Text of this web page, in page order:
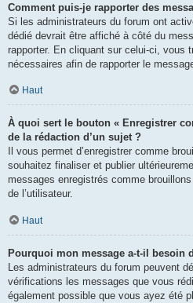
Comment puis-je rapporter des
Si les administrateurs du forum ont
dédié devrait être affiché à côté du
rapporter. En cliquant sur celui-ci, vous
nécessaires afin de rapporter le
Haut
À quoi sert le bouton « Enregistrer
de la rédaction d’un sujet ?
Il vous permet d’enregistrer comme
souhaitez finaliser et publier
messages enregistrés comme
de l’utilisateur.
Haut
Pourquoi mon message a-t-il besoin
Les administrateurs du forum peuvent
vérifications les messages que vous
également possible que vous ayez été